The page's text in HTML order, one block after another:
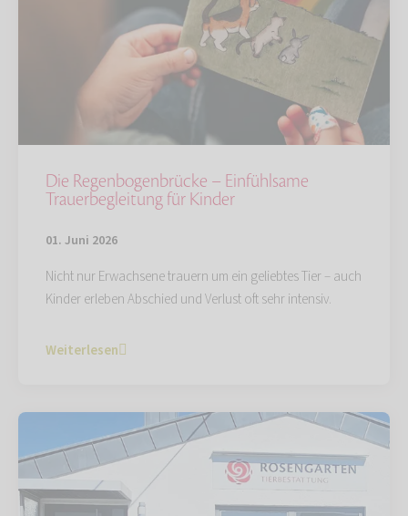
Die Regenbogenbrücke – Einfühlsame
Trauerbegleitung für Kinder
01. Juni 2026
Nicht nur Erwachsene trauern um ein geliebtes Tier – auch
Kinder erleben Abschied und Verlust oft sehr intensiv.
Weiterlesen